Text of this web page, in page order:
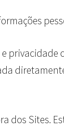
privacidade
dos Sites.